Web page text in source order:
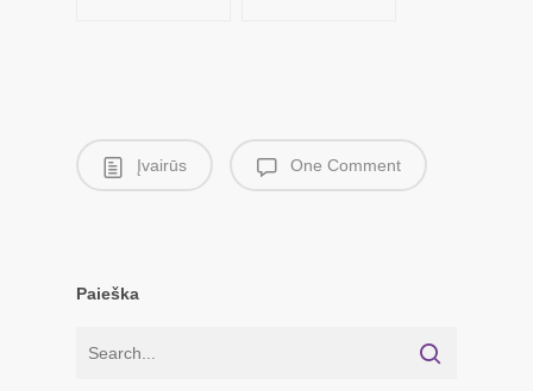
Įvairūs One Comment
Paieška